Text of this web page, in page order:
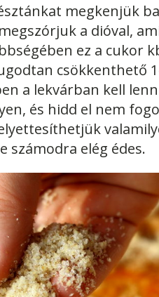
megkenjük
a dióval,
ez a cukor
csökkenthető
a lekvárban kell
és hidd el nem
számodra elég édes.